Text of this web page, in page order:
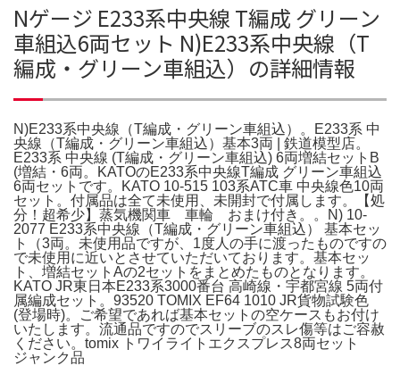
Nゲージ E233系中央線 T編成 グリーン
車組込6両セット N)E233系中央線（T
編成・グリーン車組込）の詳細情報
N)E233系中央線（T編成・グリーン車組込）。E233系 中
央線（T編成・グリーン車組込）基本3両 | 鉄道模型店。
E233系 中央線 (T編成・グリーン車組込) 6両増結セットB
(増結・6両。KATOのE233系中央線T編成 グリーン車組込
6両セットです。KATO 10-515 103系ATC車 中央線色10両
セット。付属品は全て未使用、未開封で付属します。【処
分！超希少】蒸気機関車 車輪 おまけ付き。。N) 10-
2077 E233系中央線（T編成・グリーン車組込） 基本セッ
ト（3両。未使用品ですが、1度人の手に渡ったものですの
で未使用に近いとさせていただいております。基本セッ
ト、増結セットAの2セットをまとめたものとなります。
KATO JR東日本E233系3000番台 高崎線・宇都宮線 5両付
属編成セット。93520 TOMIX EF64 1010 JR貨物試験色
(登場時)。ご希望であれば基本セットの空ケースもお付け
いたします。流通品ですのでスリーブのスレ傷等はご容赦
ください。tomix トワイライトエクスプレス8両セット
ジャンク品